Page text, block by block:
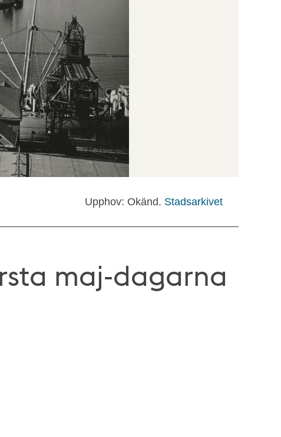
Upphov: Okänd. Stadsarkivet
maj-dagarna